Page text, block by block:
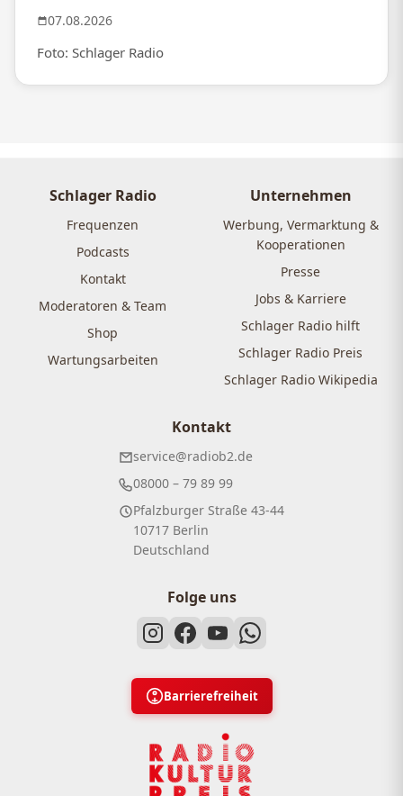
07.08.2026
Foto: Schlager Radio
Schlager Radio
Frequenzen
Podcasts
Kontakt
Moderatoren & Team
Shop
Wartungsarbeiten
Unternehmen
Werbung, Vermarktung &
Kooperationen
Presse
Jobs & Karriere
Schlager Radio hilft
Schlager Radio Preis
Schlager Radio Wikipedia
Kontakt
service@radiob2.de
08000 – 79 89 99
Pfalzburger Straße 43-44
10717 Berlin
Deutschland
Folge uns
Barrierefreiheit